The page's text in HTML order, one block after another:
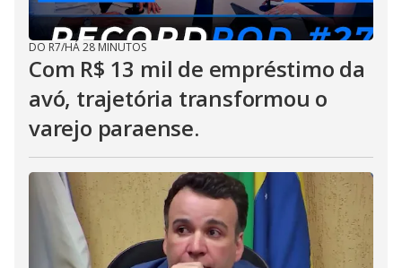
DO R7/HÁ 28 MINUTOS
Com R$ 13 mil de empréstimo da
avó, trajetória transformou o
varejo paraense.